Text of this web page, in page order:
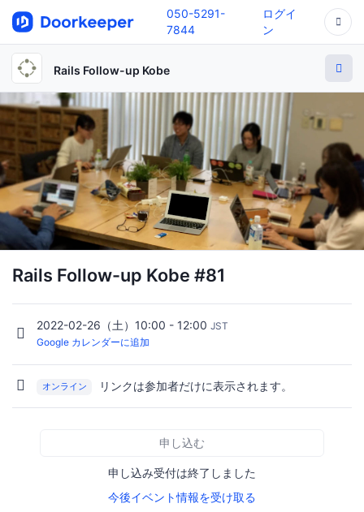
050-5291-
7844
ログイ
ン
Rails Follow-up Kobe
Rails Follow-up Kobe #81
2022-02-26（土）10:00 - 12:00 JST
Google カレンダーに追加
オンライン リンクは参加者だけに表示されます。
申し込む
申し込み受付は終了しました
今後イベント情報を受け取る